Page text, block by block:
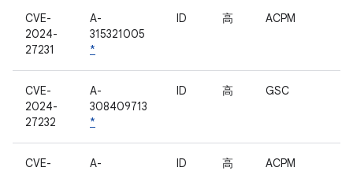
CVE-
2024-
27231
A-
315321005
*
ID 高 ACPM
CVE-
2024-
27232
A-
308409713
*
ID 高 GSC
CVE-
A-
ID 高 ACPM